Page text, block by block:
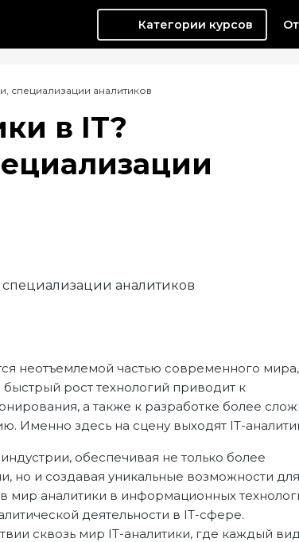
Категории курсов
специализации аналитиков
в IT?
неотъемлемой частью современного мира,
рост технологий приводит к
а также к разработке более
Именно здесь на сцену выходят IT-
обеспечивая не только более
но и создавая уникальные возможности для
мир аналитики в информационных
деятельности в IT-сфере.
сквозь мир IT-аналитики, где каждый вид